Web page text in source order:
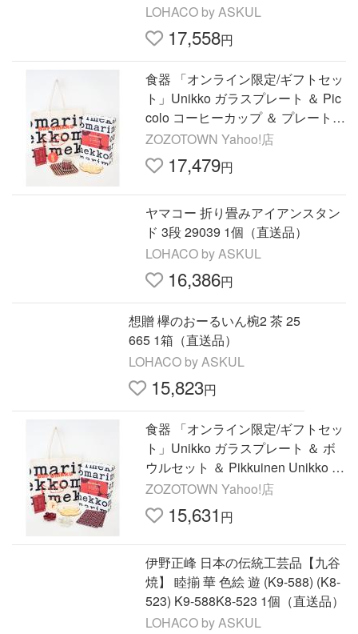
LOHACO by ASKUL
17,558円
食器 「オンライン限定/ギフトセッ
ト」Unikko ガラスプレート ＆ Pic
colo コーヒーカップ ＆ プレート
＆ トレイ セット
ZOZOTOWN Yahoo!店
17,479円
ヤマコー 折り畳みアイアンスタン
ド 3段 29039 1個（直送品）
LOHACO by ASKUL
16,386円
想贈 欅のおーるいん椀2 茶 25
665 1箱（直送品）
LOHACO by ASKUL
15,823円
食器 「オンライン限定/ギフトセッ
ト」Unikko ガラスプレート ＆ ボ
ウルセット ＆ Pikkuinen Unikko キ
ッチンタオル セット
ZOZOTOWN Yahoo!店
15,631 円
伊野正峰 日本の伝統工芸品【九谷
焼】 睦揃 華 色絵 遊 (K9-588) (K8-
523) K9-588K8-523 1個（直送品）
LOHACO by ASKUL